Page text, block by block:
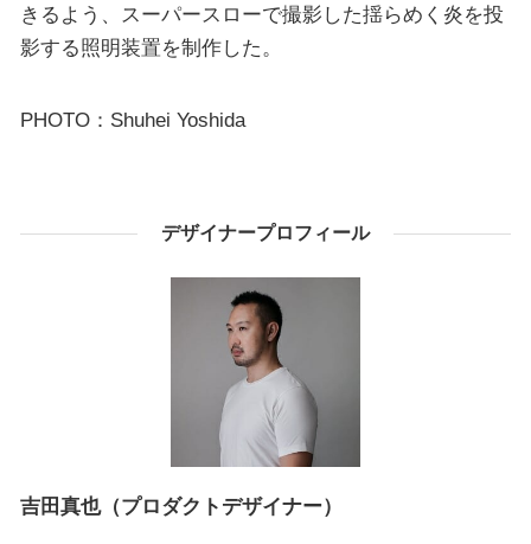
きるよう、スーパースローで撮影した揺らめく炎を投
影する照明装置を制作した。
PHOTO：Shuhei Yoshida
デザイナープロフィール
吉田真也（プロダクトデザイナー）